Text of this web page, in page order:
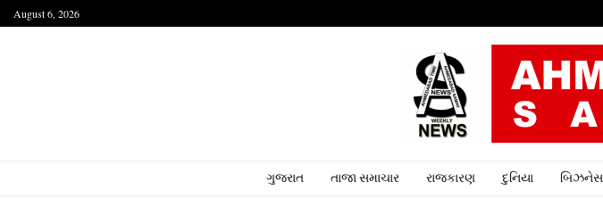
August 6, 2026
ગુજરાત તાજા સમાચાર રાજકારણ દુનિયા બિઝનેસ